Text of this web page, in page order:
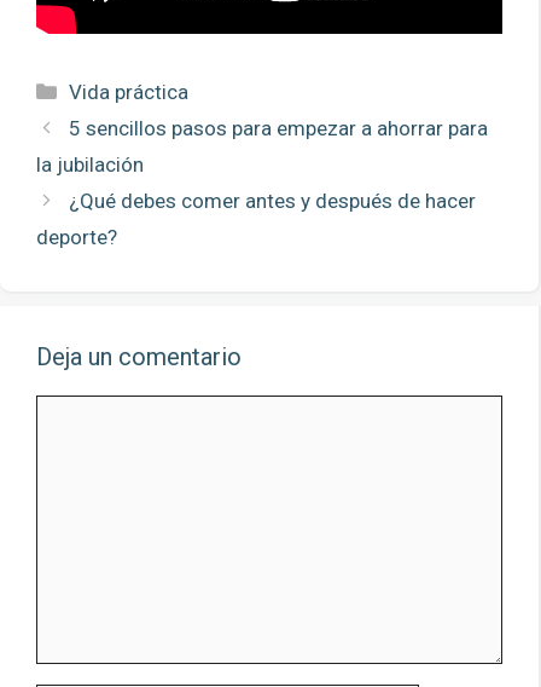
Categorías
Vida práctica
5 sencillos pasos para empezar a ahorrar para
la jubilación
¿Qué debes comer antes y después de hacer
deporte?
Deja un comentario